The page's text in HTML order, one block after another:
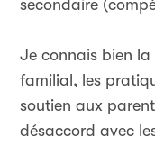
secondaire
Je connais bien
familial, les
soutien aux
désaccord avec